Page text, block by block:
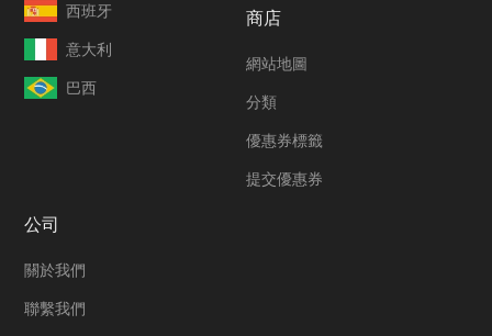
西班牙
意大利
巴西
商店
網站地圖
分類
優惠券標籤
提交優惠券
公司
關於我們
聯繫我們